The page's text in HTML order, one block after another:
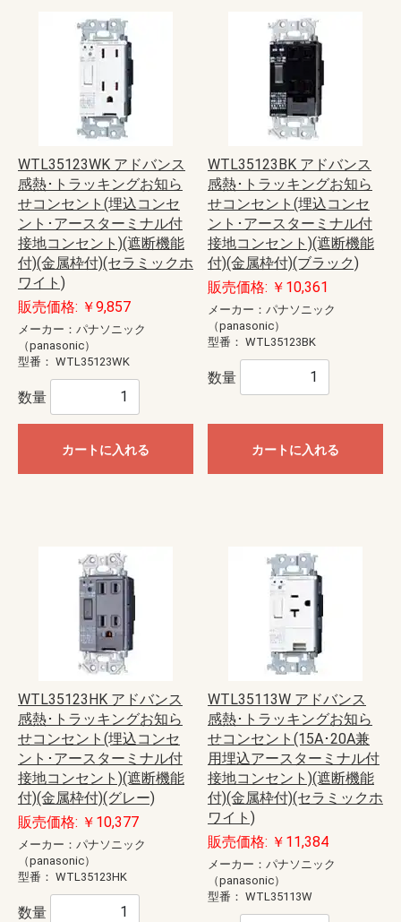
WTL35123WK アドバンス
感熱･トラッキングお知ら
せコンセント(埋込コンセ
ント･アースターミナル付
接地コンセント)(遮断機能
付)(金属枠付)(セラミックホ
ワイト)
販売価格: ￥9,857
メーカー：パナソニック
（panasonic）
型番： WTL35123WK
数量
カートに入れる
WTL35123BK アドバンス
感熱･トラッキングお知ら
せコンセント(埋込コンセ
ント･アースターミナル付
接地コンセント)(遮断機能
付)(金属枠付)(ブラック)
販売価格: ￥10,361
メーカー：パナソニック
（panasonic）
型番： WTL35123BK
数量
カートに入れる
WTL35123HK アドバンス
感熱･トラッキングお知ら
せコンセント(埋込コンセ
ント･アースターミナル付
接地コンセント)(遮断機能
付)(金属枠付)(グレー)
販売価格: ￥10,377
メーカー：パナソニック
（panasonic）
型番： WTL35123HK
数量
WTL35113W アドバンス
感熱･トラッキングお知ら
せコンセント(15A･20A兼
用埋込アースターミナル付
接地コンセント)(遮断機能
付)(金属枠付)(セラミックホ
ワイト)
販売価格: ￥11,384
メーカー：パナソニック
（panasonic）
型番： WTL35113W